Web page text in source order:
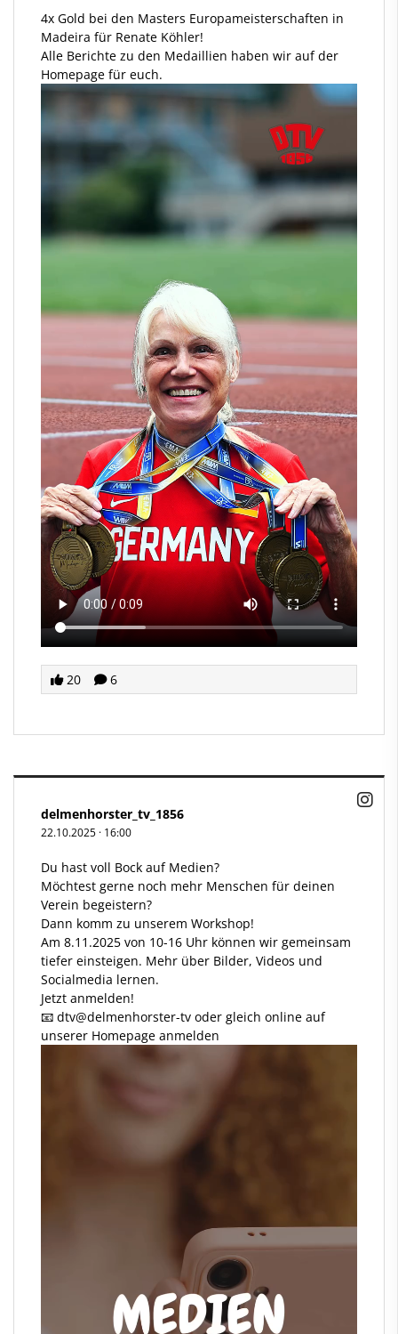
4x Gold bei den Masters Europameisterschaften in
Madeira für Renate Köhler!
Alle Berichte zu den Medaillien haben wir auf der
Homepage für euch.
20 6
delmenhorster_tv_1856
22.10.2025 · 16:00
Du hast voll Bock auf Medien?
Möchtest gerne noch mehr Menschen für deinen
Verein begeistern?
Dann komm zu unserem Workshop!
Am 8.11.2025 von 10-16 Uhr können wir gemeinsam
tiefer einsteigen. Mehr über Bilder, Videos und
Socialmedia lernen.
Jetzt anmelden!
📧 dtv@delmenhorster-tv oder gleich online auf
unserer Homepage anmelden